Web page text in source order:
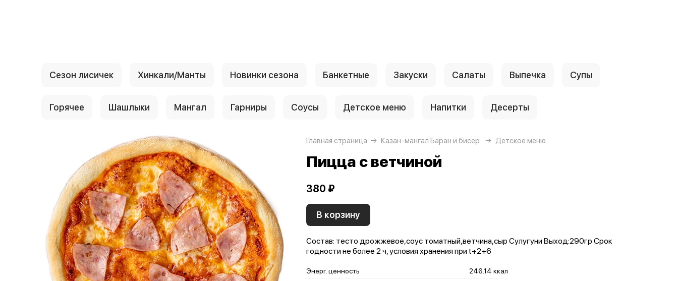
Сезон лисичек Хинкали/Манты Новинки сезона Банкетные Закуски Салаты Выпечка Супы
Горячее Шашлыки Мангал Гарниры Соусы Детское меню Напитки Десерты
Главная страница Казан-мангал Баран и бисер Детское меню
Пицца с ветчиной
380 ₽
В корзину
Состав: тесто дрожжевое,соус томатный,ветчина,сыр Сулугуни Выход:290гр Срок
годности не более 2 ч, условия хранения при t+2+6
Энерг. ценность
246.14 ккал